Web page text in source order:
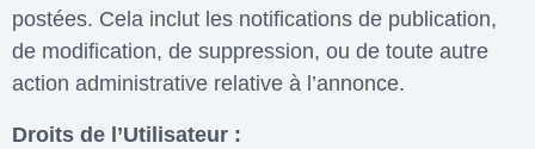
postées. Cela inclut les notifications de publication,
de modification, de suppression, ou de toute autre
action administrative relative à l’annonce.
Droits de l’Utilisateur :